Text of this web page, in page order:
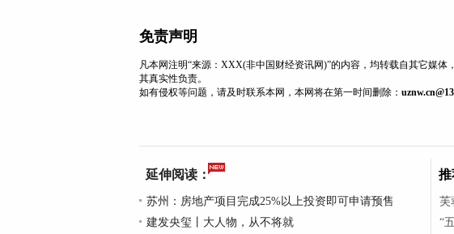
免责声明
凡本网注明“来源：XXX(非中国财经资讯网)”的内容，均转载自其它媒
其真实性负责。
如有侵权等问题，请及时联系本网，本网将在第一时间删除：
延伸阅读：
苏州：房地产项目完成25%以上投资即可申请预售
建发央玺丨大人物，从不将就
推
芙
“